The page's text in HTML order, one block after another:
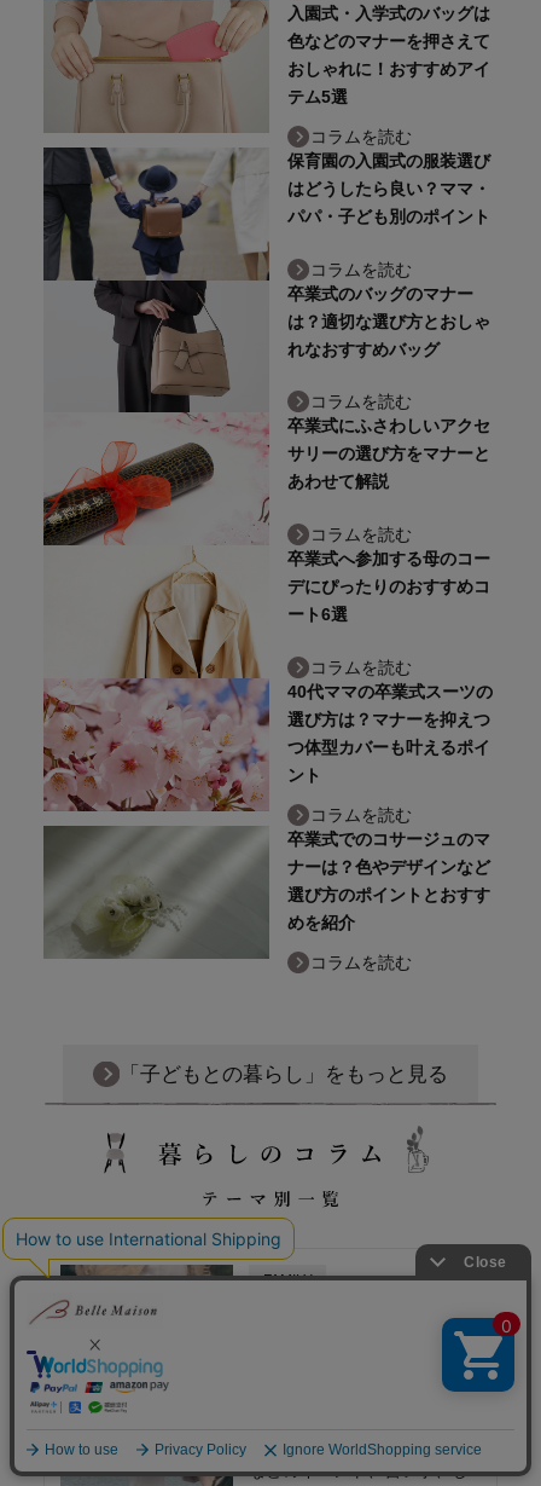
入園式・入学式のバッグは
色などのマナーを押さえて
おしゃれに！おすすめアイ
テム5選
コラムを読む
保育園の入園式の服装選び
はどうしたら良い？ママ・
パパ・子ども別のポイント
コラムを読む
卒業式のバッグのマナー
は？適切な選び方とおしゃ
れなおすすめバッグ
コラムを読む
卒業式にふさわしいアクセ
サリーの選び方をマナーと
あわせて解説
コラムを読む
卒業式へ参加する母のコー
デにぴったりのおすすめコ
ート6選
コラムを読む
40代ママの卒業式スーツの
選び方は？マナーを抑えつ
つ体型カバーも叶えるポイ
ント
コラムを読む
卒業式でのコサージュのマ
ナーは？色やデザインなど
選び方のポイントとおすす
めを紹介
コラムを読む
「子どもとの暮らし」を もっと見る
FAMILY
入園入学や運動会、お誕生日
などのイベント、習い事、し